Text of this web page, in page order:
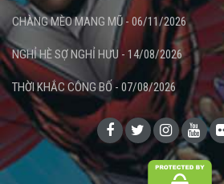
CHÀNG MÈO MANG MŨ - 06/11/2026
NGHỈ HÈ SỢ NGHỈ HƯU - 14/08/2026
THỜI KHẮC CÔNG BỐ - 07/08/2026